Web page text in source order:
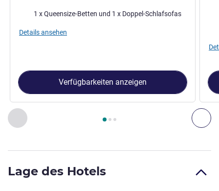
Zurück - Zimmer
Seite1 , Zimmer 1 : Classic-Familienzimmer mit 1
Bettwäsche 1 x Queensize-Betten und 1 x Doppel-Schlafsofas
Details ansehen
Verfügbarkeiten anzeigen
Lage des Hotels